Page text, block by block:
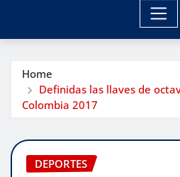
Home
Definidas las llaves de
Colombia 2017
DEPORTES